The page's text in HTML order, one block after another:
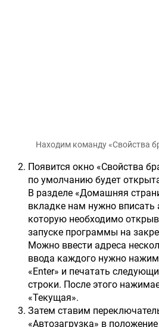
Находим команду «Свойства
Появится окно «Свойства
по умолчанию будет
В разделе «Домашняя
вкладке нам нужно вписать
которую необходимо
запуске программы на
Можно ввести адреса
ввода каждого нужно
«Enter» и печатать
строки. После этого
«Текущая».
Затем ставим
«Автозагрузка» в